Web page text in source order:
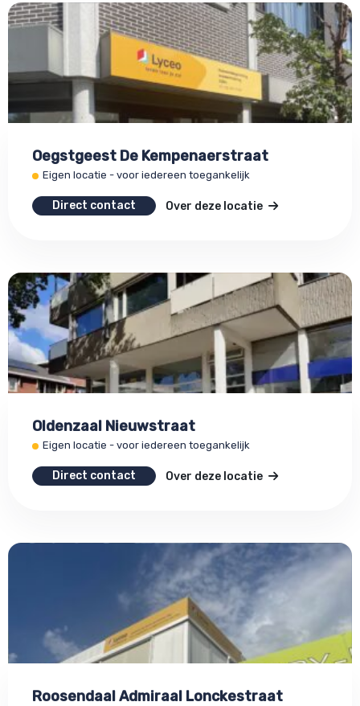
Oegstgeest De Kempenaerstraat
Eigen locatie - voor iedereen toegankelijk
Direct contact Over deze locatie
Oldenzaal Nieuwstraat
Eigen locatie - voor iedereen toegankelijk
Direct contact Over deze locatie
Roosendaal Admiraal Lonckestraat